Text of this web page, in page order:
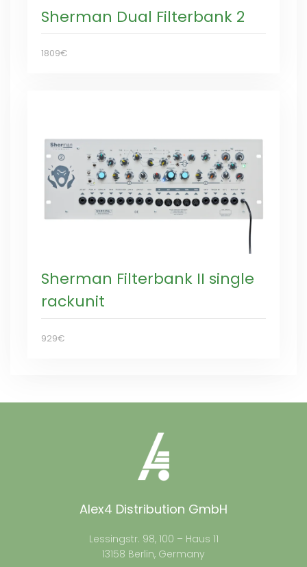
Sherman Dual Filterbank 2
1809€
Sherman Filterbank II single
rackunit
929€
Alex4 Distribution GmbH
Lessingstr. 98, 100 – Haus 11
13158 Berlin, Germany